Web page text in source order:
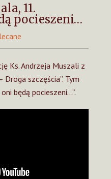
11.
pocieszeni…
Ks. Andrzeja Muszali z
szczęścia”. Tym
będą pocieszeni…”.